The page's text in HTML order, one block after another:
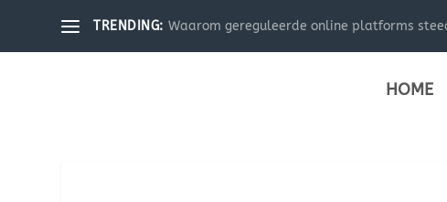
TRENDING: Waarom gereguleerde online platforms
HOME